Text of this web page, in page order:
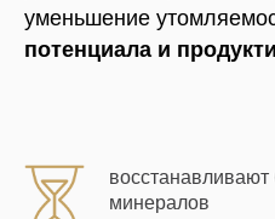
уменьшение
потенциала и
минералов